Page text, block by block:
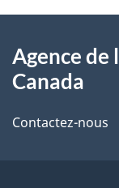
i
s
propos
ce
Agence de
Canada
Contactez-nous